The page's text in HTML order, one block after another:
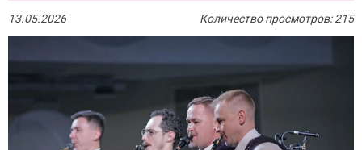
13.05.2026 Количество просмотров: 215